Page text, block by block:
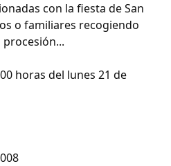
con la fiesta de San
o familiares recogiendo
procesión...
horas del lunes 21 de